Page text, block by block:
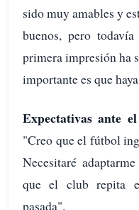
sido muy amables y
buenos, pero
primera impresión ha
importante es que
Expectativas ante
"Creo que el fútbol
Necesitaré
que el club repita
pasada".